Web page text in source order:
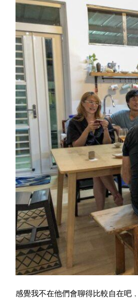
感覺我不在他們會聊得比較自在吧